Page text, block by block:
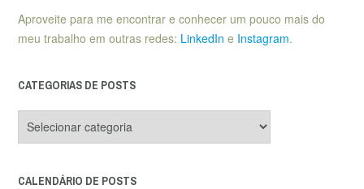
Aproveite para me encontrar e conhecer um pouco mais do
meu trabalho em outras redes: LinkedIn e Instagram.
CATEGORIAS DE POSTS
de
CALENDÁRIO DE POSTS